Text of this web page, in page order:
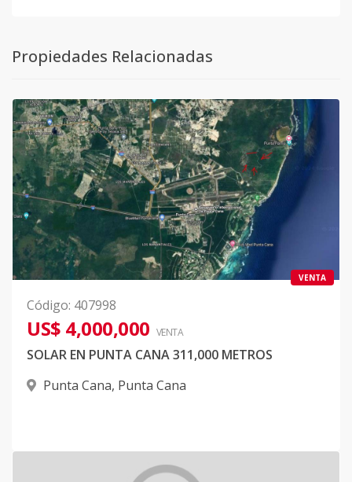
Propiedades Relacionadas
VENTA
Código: 407998
US$ 4,000,000 VENTA
SOLAR EN PUNTA CANA 311,000 METROS
Punta Cana, Punta Cana